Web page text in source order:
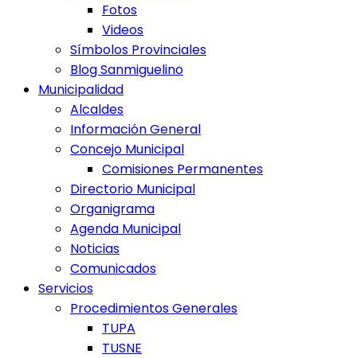
Fotos
Videos
Símbolos Provinciales
Blog Sanmiguelino
Municipalidad
Alcaldes
Información General
Concejo Municipal
Comisiones Permanentes
Directorio Municipal
Organigrama
Agenda Municipal
Noticias
Comunicados
Servicios
Procedimientos Generales
TUPA
TUSNE